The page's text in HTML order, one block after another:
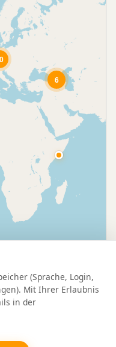
6
(Sprache, Login,
Mit Ihrer Erlaubnis
in der